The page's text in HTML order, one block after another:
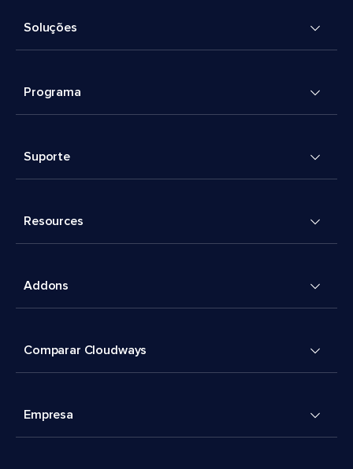
Soluções
Programa
Suporte
Resources
Addons
Comparar Cloudways
Empresa